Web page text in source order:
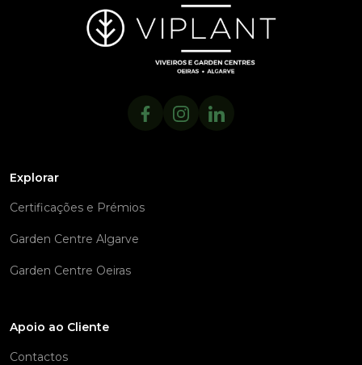
Explorar
Certificações e Prémios
Garden Centre Algarve
Garden Centre Oeiras
Apoio ao Cliente
Contactos